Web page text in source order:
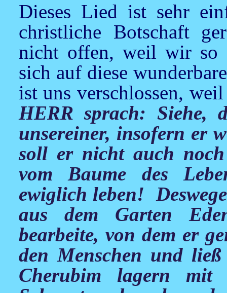
Dieses Lied ist sehr
christliche Botschaft
nicht offen, weil wir so
sich auf diese
ist uns verschlossen,
HERR sprach: Siehe,
unsereiner, insofern er
soll er nicht auch
vom Baume des
ewiglich leben!
aus dem Garten
bearbeite, von dem er
den Menschen und
Cherubim lagern mit